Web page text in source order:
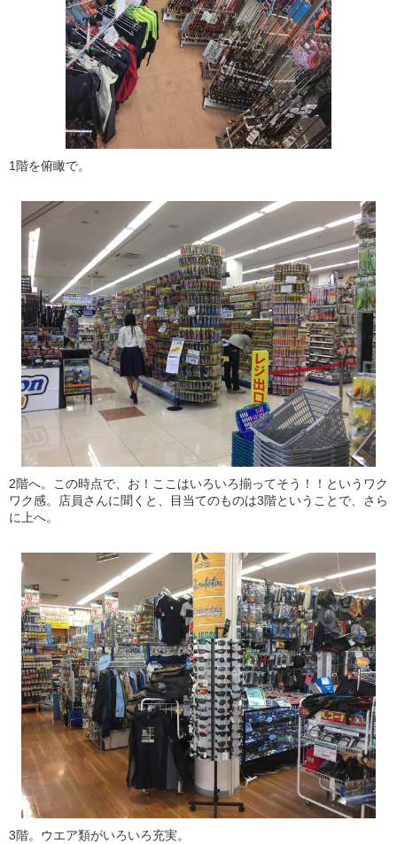
1階を俯瞰で。
2階へ。この時点で、お！ここはいろいろ揃ってそう！！というワク
ワク感。店員さんに聞くと、目当てのものは3階ということで、さら
に上へ。
3階。ウエア類がいろいろ充実。